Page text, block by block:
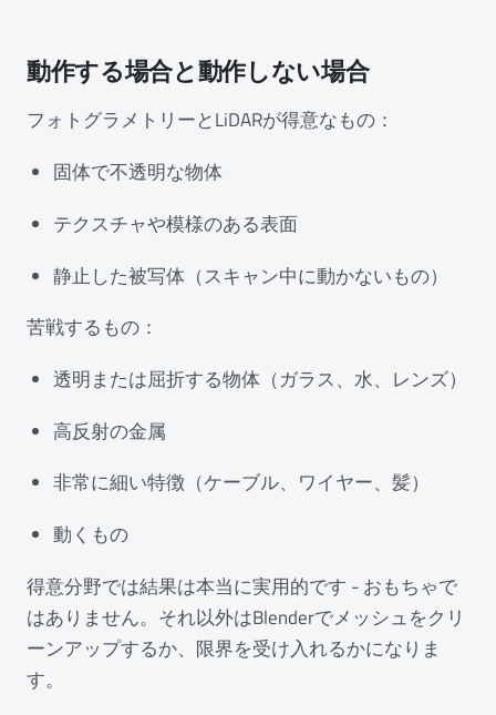
動作する場合と動作しない場合
フォトグラメトリーとLiDARが得意なもの：
固体で不透明な物体
テクスチャや模様のある表面
静止した被写体（スキャン中に動かないもの）
苦戦するもの：
透明または屈折する物体（ガラス、水、レンズ）
高反射の金属
非常に細い特徴（ケーブル、ワイヤー、髪）
動くもの
得意分野では結果は本当に実用的です - おもちゃで
はありません。それ以外はBlenderでメッシュをクリ
ーンアップするか、限界を受け入れるかになりま
す。